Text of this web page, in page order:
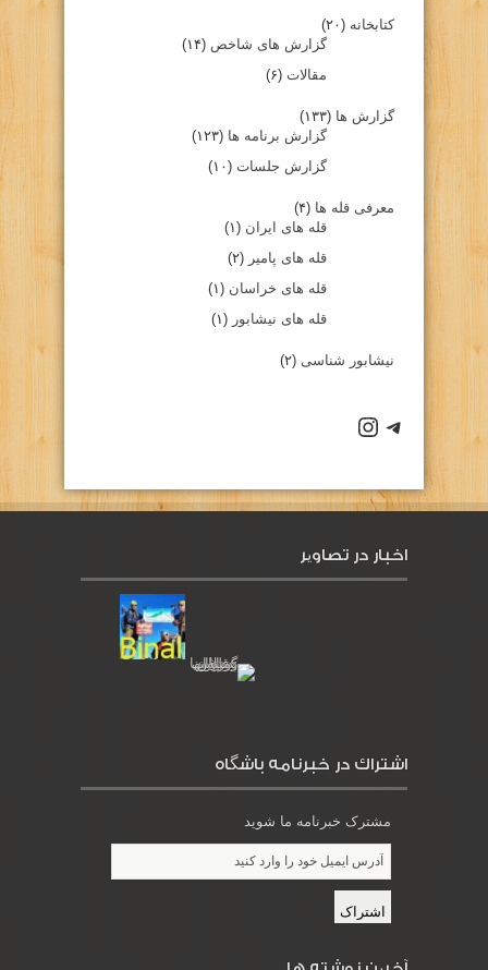
کتابخانه (۲۰)
گزارش های شاخص (۱۴)
مقالات (۶)
گزارش ها (۱۳۳)
گزارش برنامه ها (۱۲۳)
گزارش جلسات (۱۰)
معرفی قله ها (۴)
قله های ایران (۱)
قله های پامیر (۲)
قله های خراسان (۱)
قله های نیشابور (۱)
نیشابور شناسی (۲)
كانال تلگرام باشگاه
صفحه اينستاگرام باشگاه
اخبار در تصاویر
اشتراك در خبرنامه باشگاه
مشترک خبرنامه ما شوید